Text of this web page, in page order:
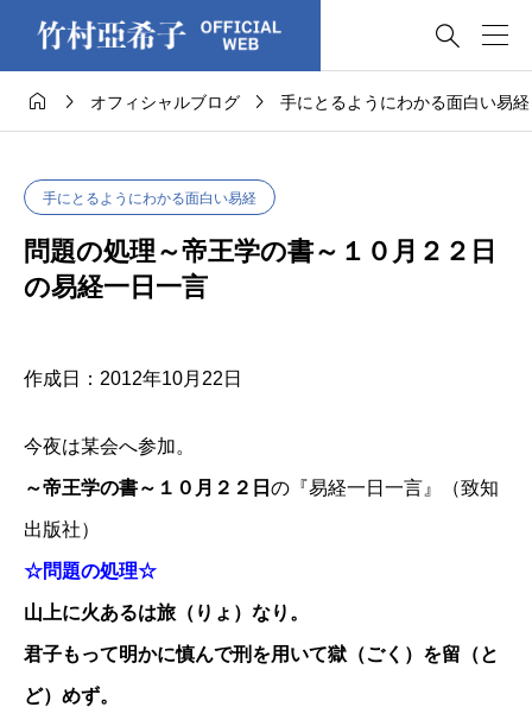

  オフィシャルブログ  手にとるようにわかる面白い易経
手にとるようにわかる面白い易経
問題の処理～帝王学の書～１０月２２日
の易経一日一言
作成日：2012年10月22日
今夜は某会へ参加。
～帝王学の書～１０月２２日 の『易経一日一言』（致知
出版社）
☆問題の処理☆
山上に火あるは旅（りょ）なり。
君子もって明かに慎んで刑を用いて獄（ごく）を留（と
ど）めず。